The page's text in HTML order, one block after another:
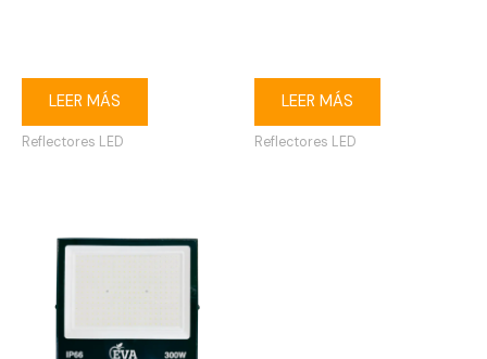
LEER MÁS
Reflectores LED
LEER MÁS
Reflectores LED